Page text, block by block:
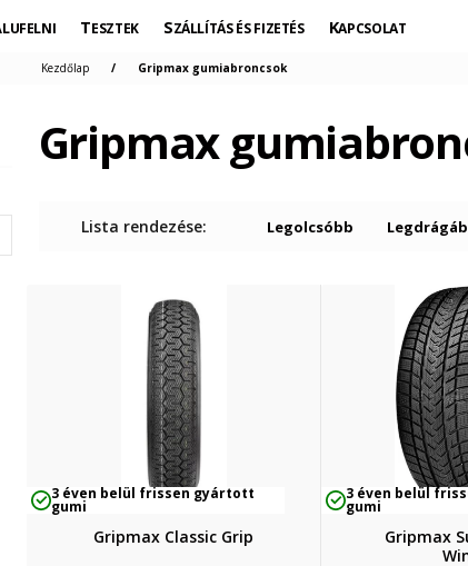
ALUFELNI TESZTEK SZÁLLÍTÁS ÉS FIZETÉS KAPCSOLAT
Kezdőlap Gripmax gumiabroncsok
Gripmax
Lista rendezése: Legolcsóbb
3 éven belül frissen gyártott
gumi
Gripmax Classic Grip
3 éven belül
gumi
Gripmax